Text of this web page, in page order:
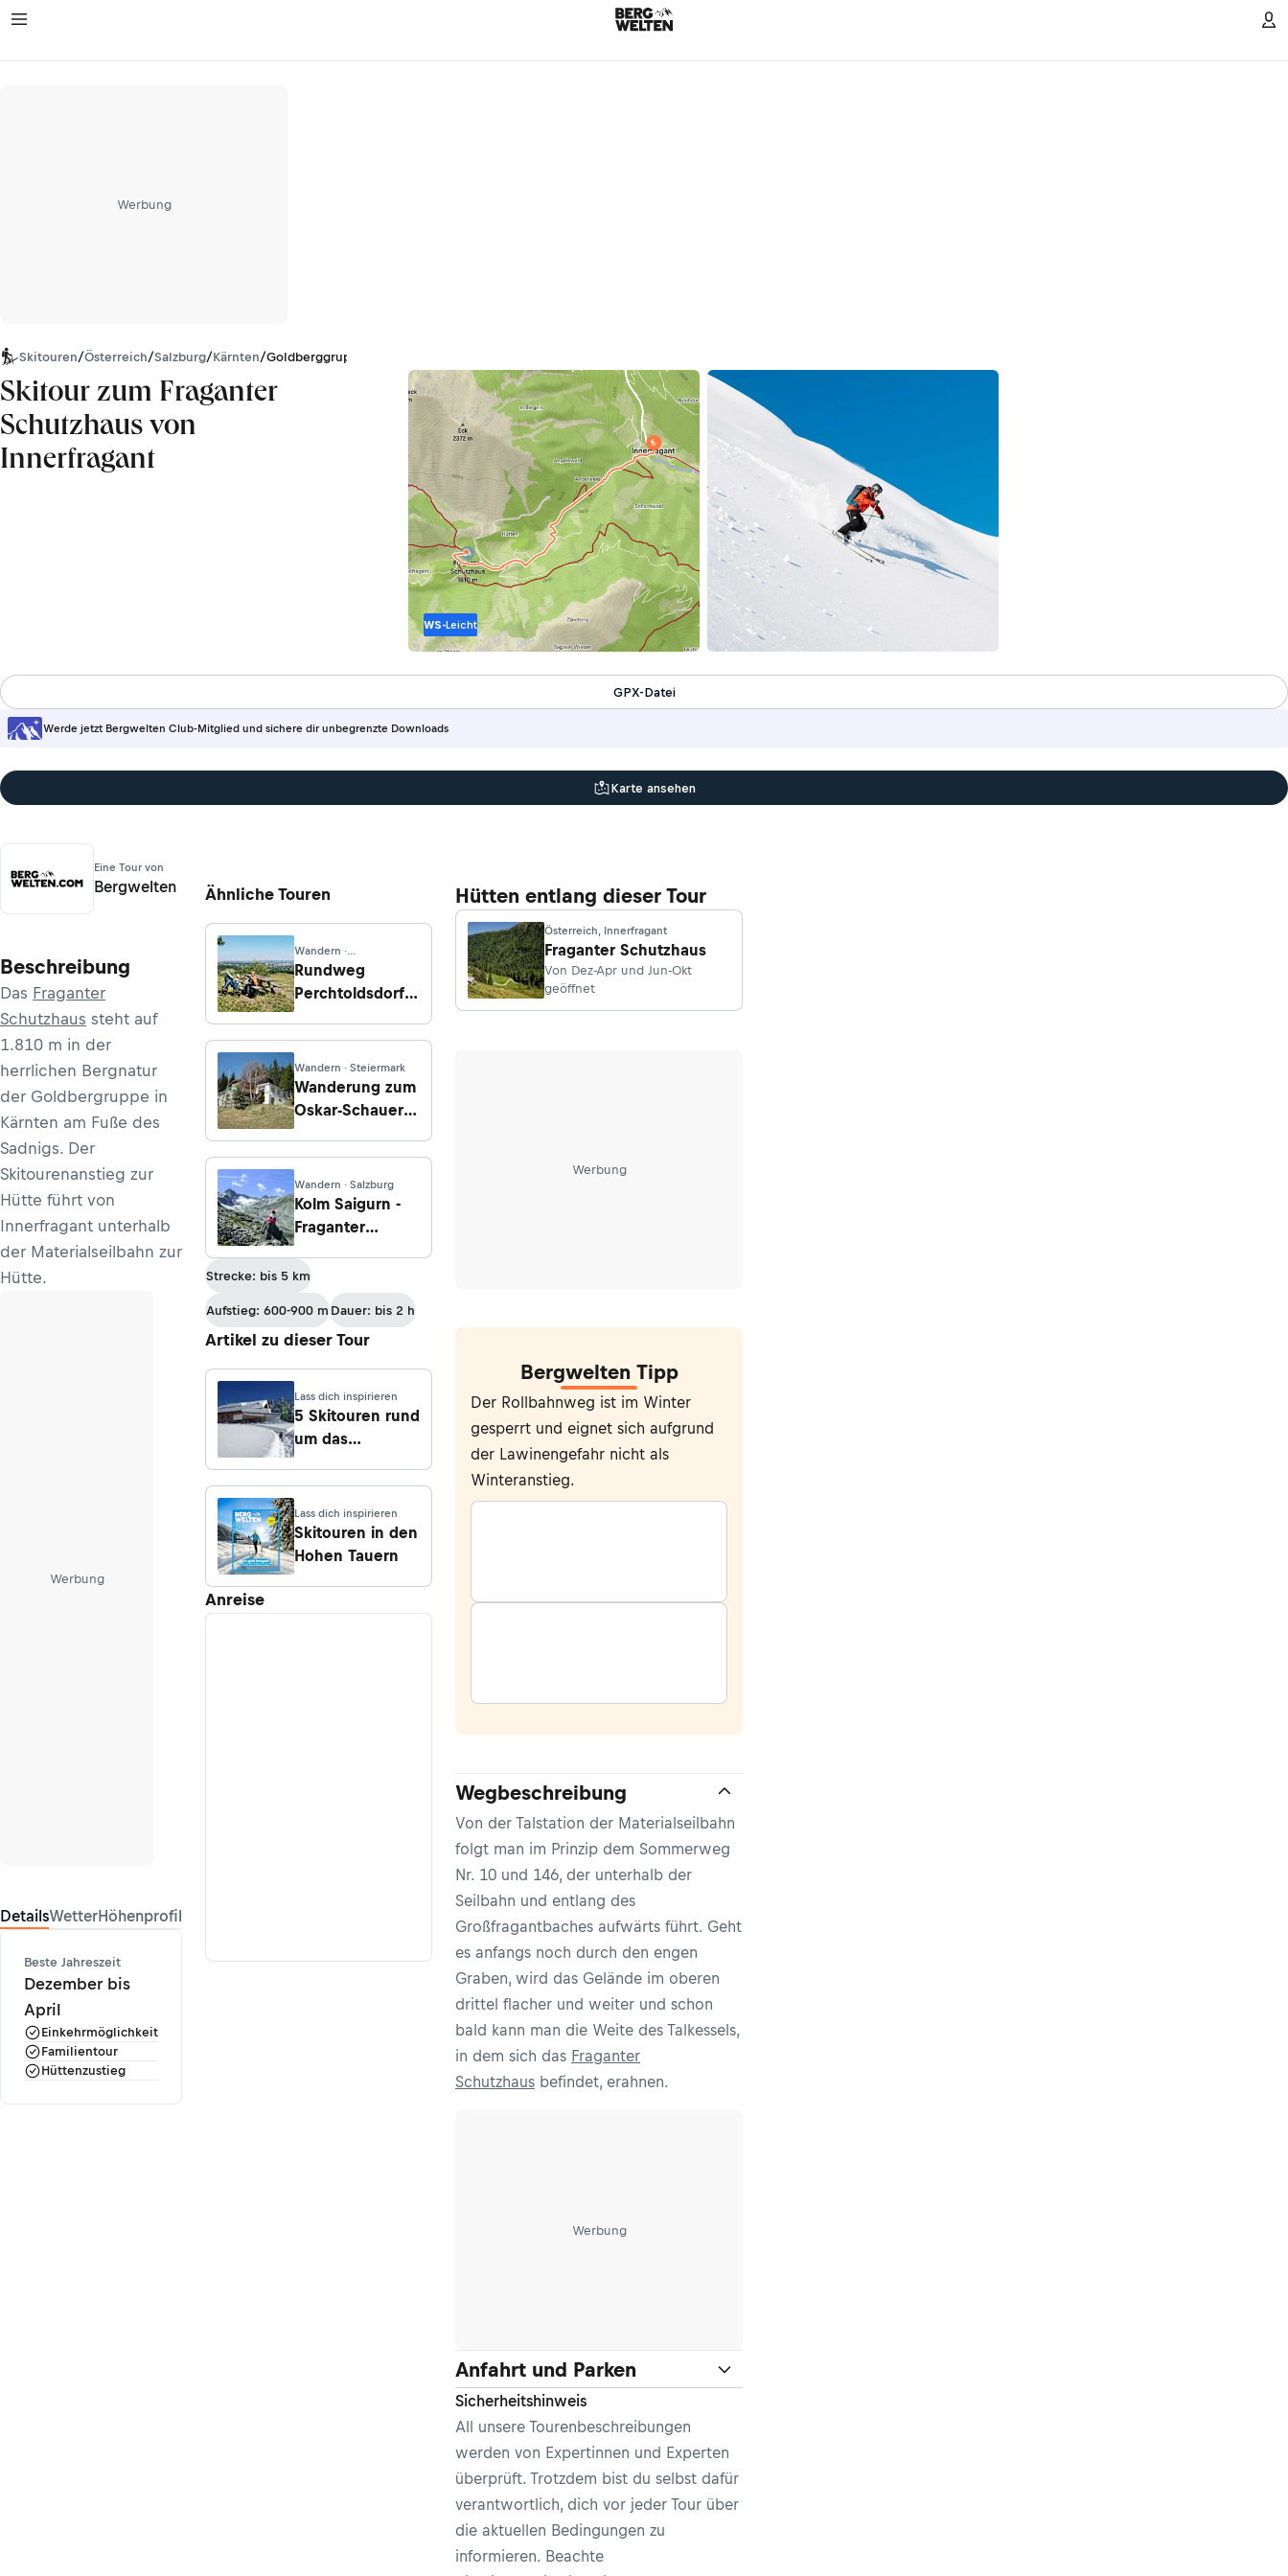
Werbung
Skitouren/Österreich/Salzburg/Kärnten/Goldberggruppe
Skitour zum Fraganter
Schutzhaus von
Innerfragant
WS-Leicht
Werde jetzt Bergwelten Club-Mitglied und sichere dir unbegrenzte Downloads
GPX-Datei
Karte ansehen
Eine Tour von
Bergwelten
Beschreibung
Das Fraganter
Schutzhaus steht auf
1.810 m in der
herrlichen Bergnatur
der Goldbergruppe in
Kärnten am Fuße des
Sadnigs. Der
Skitourenanstieg zur
Hütte führt von
Innerfragant unterhalb
der Materialseilbahn zur
Hütte.
Werbung
DetailsWetterHöhenprofil
Beste Jahreszeit
Dezember bis
April
Einkehrmöglichkeit
Familientour
Hüttenzustieg
Ähnliche Touren
Wandern ·
Niederösterreich
Rundweg
Perchtoldsdorfer
Föhrenberge
Wandern · Steiermark
Wanderung zum
Oskar-Schauer-
Graden bei
Köflach
Wandern · Salzburg
Kolm Saigurn -
Fraganter
Herzog-Ernst-
Spitze
Strecke: bis 5 km
Aufstieg: 600-900 m Dauer: bis 2 h
Artikel zu dieser Tour
Lass dich inspirieren
5 Skitouren rund
um das
Schutzhaus in
der
Goldbergruppe
Lass dich inspirieren
Skitouren in den
Hohen Tauern
Anreise
Hütten entlang dieser Tour
Österreich, Innerfragant
Fraganter Schutzhaus
Von Dez-Apr und Jun-Okt
geöffnet
Werbung
Bergwelten Tipp
Der Rollbahnweg ist im Winter
gesperrt und eignet sich aufgrund
der Lawinengefahr nicht als
Winteranstieg.
Wegbeschreibung
Von der Talstation der Materialseilbahn
folgt man im Prinzip dem Sommerweg
Nr. 10 und 146, der unterhalb der
Seilbahn und entlang des
Großfragantbaches aufwärts führt. Geht
es anfangs noch durch den engen
Graben, wird das Gelände im oberen
drittel flacher und weiter und schon
bald kann man die Weite des Talkessels,
in dem sich das Fraganter
Schutzhaus befindet, erahnen.
Werbung
Anfahrt und Parken
Sicherheitshinweis
All unsere Tourenbeschreibungen
werden von Expertinnen und Experten
überprüft. Trotzdem bist du selbst dafür
verantwortlich, dich vor jeder Tour über
die aktuellen Bedingungen zu
informieren. Beachte